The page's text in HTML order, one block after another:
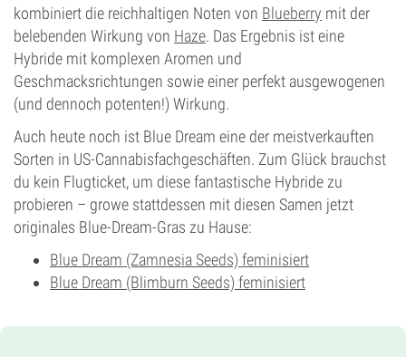
kombiniert die reichhaltigen Noten von Blueberry mit der
belebenden Wirkung von Haze. Das Ergebnis ist eine
Hybride mit komplexen Aromen und
Geschmacksrichtungen sowie einer perfekt ausgewogenen
(und dennoch potenten!) Wirkung.
Auch heute noch ist Blue Dream eine der meistverkauften
Sorten in US-Cannabisfachgeschäften. Zum Glück brauchst
du kein Flugticket, um diese fantastische Hybride zu
probieren – growe stattdessen mit diesen Samen jetzt
originales Blue-Dream-Gras zu Hause:
Blue Dream (Zamnesia Seeds) feminisiert
Blue Dream (Blimburn Seeds) feminisiert